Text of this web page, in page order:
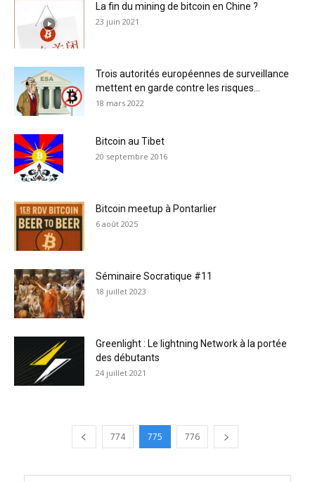
La fin du mining de bitcoin en Chine ?
23 juin 2021
Trois autorités européennes de surveillance
mettent en garde contre les risques...
18 mars 2022
Bitcoin au Tibet
20 septembre 2016
Bitcoin meetup à Pontarlier
6 août 2025
Séminaire Socratique #11
18 juillet 2023
Greenlight : Le lightning Network à la portée
des débutants
24 juillet 2021
774 775 776